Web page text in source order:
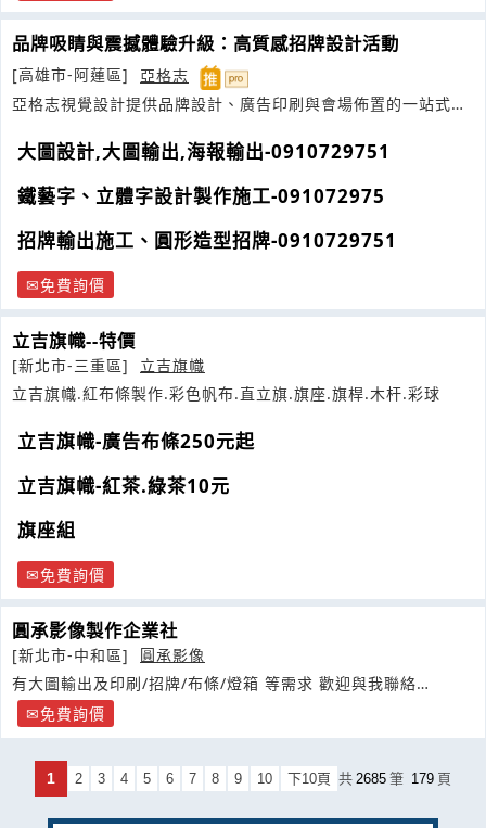
品牌吸睛與震撼體驗升級：高質感招牌設計活動
[高雄市-阿蓮區]
亞格志
亞格志視覺設計提供品牌設計、廣告印刷與會場佈置的一站式服
大圖設計,大圖輸出,海報輸出-0910729751
鐵藝字、立體字設計製作施工-091072975
招牌輸出施工、圓形造型招牌-0910729751
免費詢價
立吉旗幟--特價
[新北市-三重區]
立吉旗幟
立吉旗幟.紅布條製作.彩色帆布.直立旗.旗座.旗桿.木杆.彩球
立吉旗幟-廣告布條250元起
立吉旗幟-紅茶.綠茶10元
旗座組
免費詢價
圓承影像製作企業社
[新北市-中和區]
圓承影像
有大圖輸出及印刷/招牌/布條/燈箱 等需求 歡迎與我聯絡
0929157992
免費詢價
1 2 3 4 5 6 7 8 9 10 下10頁 共 2685 筆 179 頁